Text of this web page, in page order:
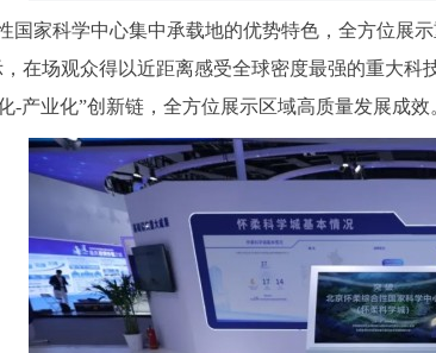
家科学中心集中承载地的优势特色，全方位展
在场观众得以近距离感受全球密度最强的重大
-产业化”创新链，全方位展示区域高质量发展成效